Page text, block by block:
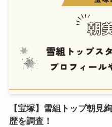
【宝塚】雪組トップ朝見
歴を調査！